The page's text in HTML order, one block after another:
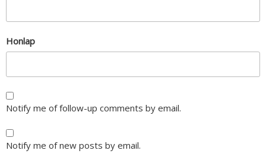
Honlap
Notify me of follow-up comments by email.
Notify me of new posts by email.